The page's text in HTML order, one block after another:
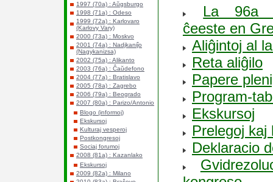
1997 (70a) : Aŭgsburgo
1998 (71a) : Odeso
1999 (72a) : Karlovaro
(Karlovy Vary)
2000 (73a) : Moskvo
2001 (74a) : Nadjkaniĵo
(Nagykanizsa)
2002 (75a) : Alikanto
2003 (76a) : Ĉaŭdefono
2004 (77a) : Bratislavo
2005 (78a) : Zagrebo
2006 (79a) : Beogrado
2007 (80a) : Parizo/Antonio
Blogo (informoj)
Ekskursoj
Kulturaj vesperoj
Postkongresoj
Sociaj forumoj
2008 (81a) : Kazanlako
Ekskursoj
2009 (82a) : Milano
La 96a
ĉeeste en
Aliĝintoj al
Reta aliĝilo
Papere
Program-
Ekskursoj
Prelegoj kaj
Deklaracio